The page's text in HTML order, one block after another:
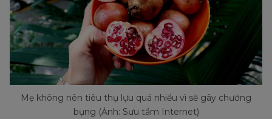
Mẹ không nên tiêu thụ lựu quá nhiều vì sẽ gây chướng
bụng (Ảnh: Sưu tầm Internet)